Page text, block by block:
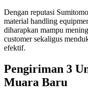
Dengan reputasi
material handling
diharapkan mampu
customer sekaligus
efektif.
Pengiriman 3
Muara Baru